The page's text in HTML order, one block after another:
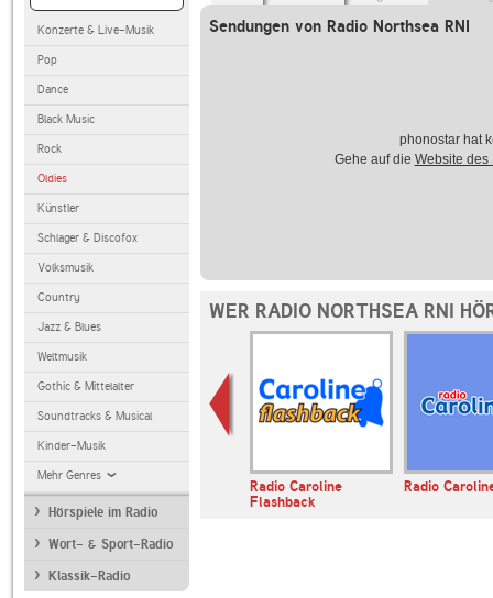
Konzerte & Live-Musik
Pop
Dance
Black Music
Rock
Oldies
Künstler
Schlager & Discofox
Volksmusik
Country
Jazz & Blues
Weltmusik
Gothic & Mittelalter
Soundtracks & Musical
Kinder-Musik
Mehr Genres
Hörspiele im Radio
Wort- & Sport-Radio
Klassik-Radio
Sendungen von Radio Northsea RNI
phonostar hat
Gehe auf die Website des
WER RADIO NORTHSEA RNI
Radio Caroline
Flashback
Radio